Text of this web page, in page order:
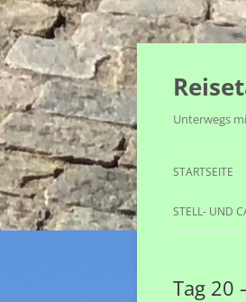
Inhalt
springen
Unterwegs
STARTSEITE
STELL- UND
Tag 20